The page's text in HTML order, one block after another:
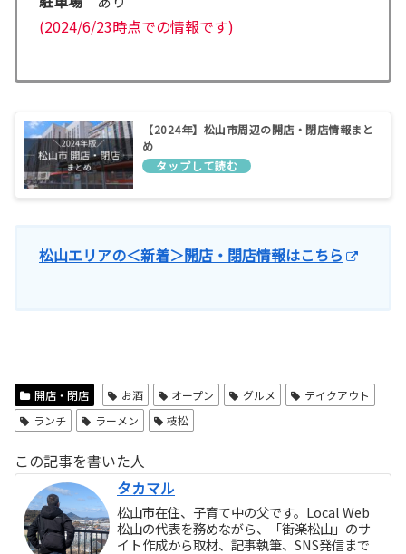
(2024/6/23時点での情報です)
【2024年】松山市周辺の開店・閉店情報まと
め
松山エリアの＜新着＞開店・閉店情報はこちら
開店・閉店 お酒 オープン グルメ
テイクアウト
ランチ
ラーメン 枝松
この記事を書いた人
タカマル
松山市在住、子育て中の父です。Local Web
松山の代表を務めながら、「街楽松山」のサ
イト作成から取材、記事執筆、SNS発信まで